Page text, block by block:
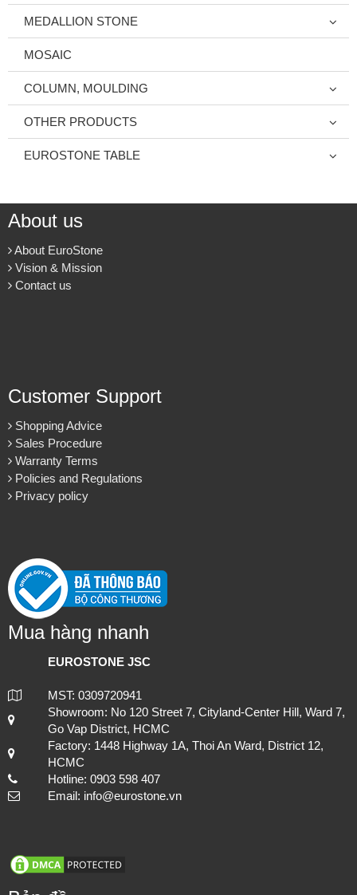
MEDALLION STONE
MOSAIC
COLUMN, MOULDING
OTHER PRODUCTS
EUROSTONE TABLE
About us
About EuroStone
Vision & Mission
Contact us
Customer Support
Shopping Advice
Sales Procedure
Warranty Terms
Policies and Regulations
Privacy policy
Mua hàng nhanh
EUROSTONE JSC
MST: 0309720941
Showroom: No 120 Street 7, Cityland-Center Hill, Ward 7,
Go Vap District, HCMC
Factory: 1448 Highway 1A, Thoi An Ward, District 12,
HCMC
Hotline: 0903 598 407
Email: info@eurostone.vn